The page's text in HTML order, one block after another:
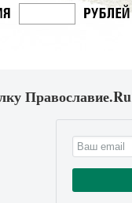
Православие.Ru